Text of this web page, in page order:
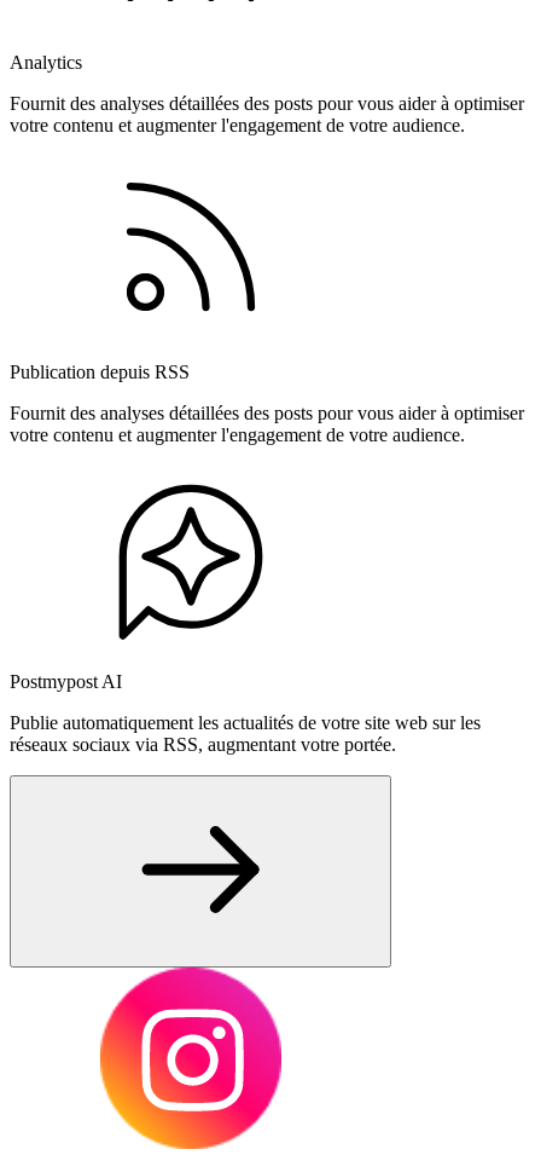
Analytics
Fournit des analyses détaillées des posts pour vous aider à optimiser
votre contenu et augmenter l'engagement de votre audience.
Publication depuis RSS
Fournit des analyses détaillées des posts pour vous aider à optimiser
votre contenu et augmenter l'engagement de votre audience.
Postmypost AI
Publie automatiquement les actualités de votre site web sur les
réseaux sociaux via RSS, augmentant votre portée.